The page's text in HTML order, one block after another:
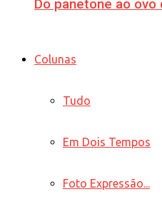
Do panetone ao ovo
Colunas
Tudo
Em Dois Tempos
Foto Expressão...